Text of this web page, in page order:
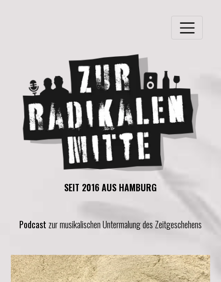
SEIT 2016 AUS HAMBURG
Podcast zur musikalischen Untermalung des Zeitgeschehens